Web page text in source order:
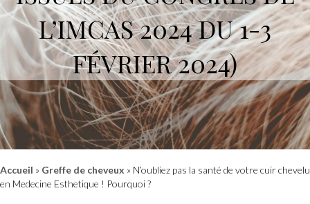
L’IMCAS 2024 DU 1-3
FÉVRIER 2024)
Accueil » Greffe de cheveux » N’oubliez pas la santé de votre cuir chevelu
en Medecine Esthetique ! Pourquoi ?